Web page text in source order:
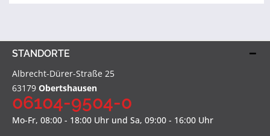
STANDORTE
Albrecht-Dürer-Straße 25
63179 Obertshausen
06104-9504-0
Mo-Fr, 08:00 - 18:00 Uhr und Sa, 09:00 - 16:00 Uhr